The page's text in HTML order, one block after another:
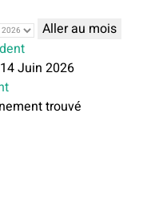
Aller au mois
Juin 2026
trouvé